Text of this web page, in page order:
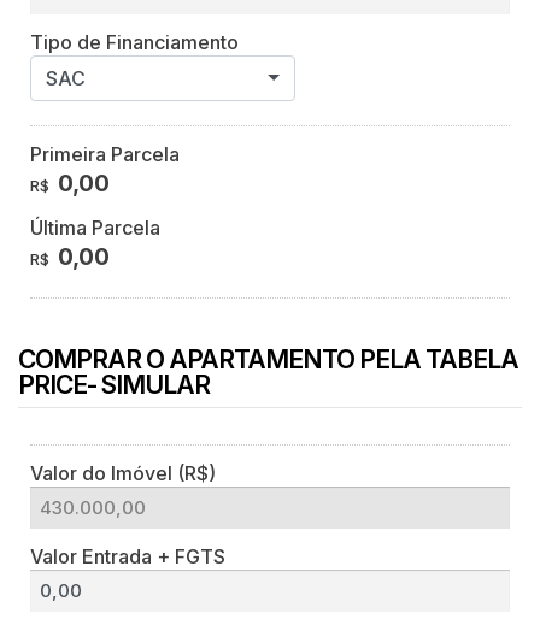
Tipo de Financiamento
SAC
Primeira Parcela
R$ 0,00
Última Parcela
R$ 0,00
COMPRAR O APARTAMENTO PELA TABELA
PRICE- SIMULAR
Valor do Imóvel (R$)
Valor Entrada + FGTS